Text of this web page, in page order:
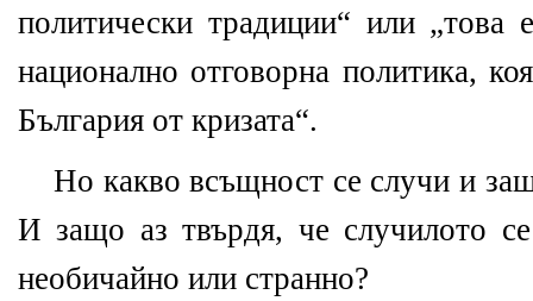
политически традиции“ или „това
национално отговорна политика,
България от кризата“.
Но какво всъщност се случи и
И защо аз твърдя, че случилото
необичайно или странно?